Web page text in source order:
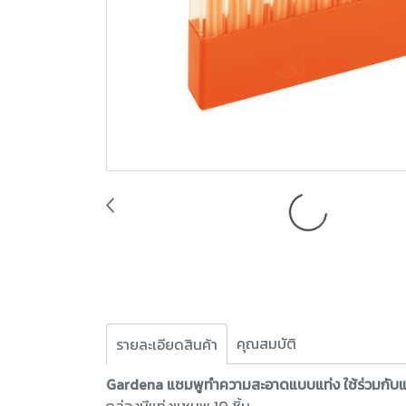
รายละเอียดสินค้า
คุณสมบัติ
Gardena แชมพูทำความสะอาดแบบแท่ง ใช้ร่วมกับ